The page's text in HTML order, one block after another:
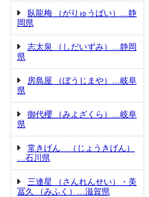
臥龍梅 （がりゅうばい）…静
岡県
志太泉 （しだいずみ）…静岡
県
房島屋 （ぼうじまや）…岐阜
県
御代櫻 （みよざくら）…岐阜
県
常きげん （じょうきげん）
…石川県
三連星 （さんれんせい）・美
冨久 （みふく）…滋賀県